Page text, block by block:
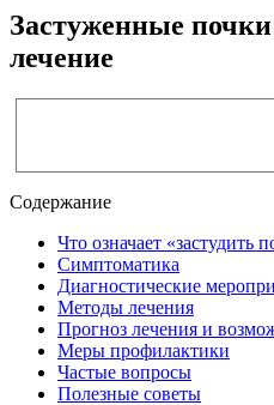
Застуженные
лечение
Содержание
Что означает «застудить
Симптоматика
Диагностические
Методы лечения
Прогноз лечения и
Меры профилактики
Частые вопросы
Полезные советы